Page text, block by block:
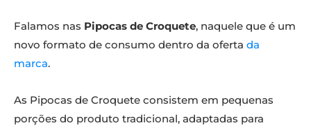
Falamos nas Pipocas de Croquete, naquele que é um
novo formato de consumo dentro da oferta da
marca.
As Pipocas de Croquete consistem em pequenas
porções do produto tradicional, adaptadas para